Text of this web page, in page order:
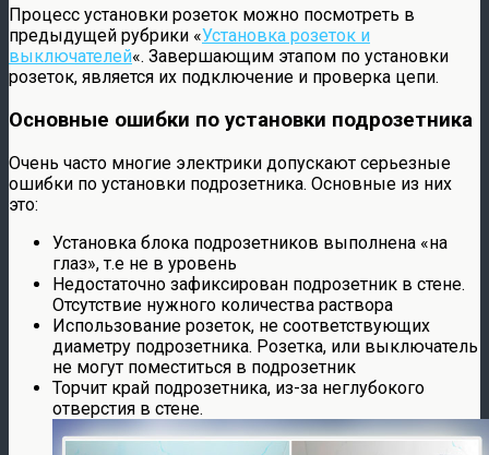
Процесс установки розеток можно посмотреть в
предыдущей рубрики «Установка розеток и
выключателей«. Завершающим этапом по установки
розеток, является их подключение и проверка цепи.
Основные ошибки по установки подрозетника
Очень часто многие электрики допускают серьезные
ошибки по установки подрозетника. Основные из них
это:
Установка блока подрозетников выполнена «на
глаз», т.е не в уровень
Недостаточно зафиксирован подрозетник в стене.
Отсутствие нужного количества раствора
Использование розеток, не соответствующих
диаметру подрозетника. Розетка, или выключатель
не могут поместиться в подрозетник
Торчит край подрозетника, из-за неглубокого
отверстия в стене.